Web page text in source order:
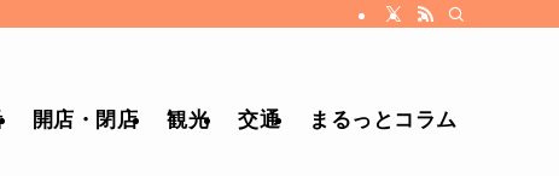
開店・閉店 観光 交通 まるっとコラム